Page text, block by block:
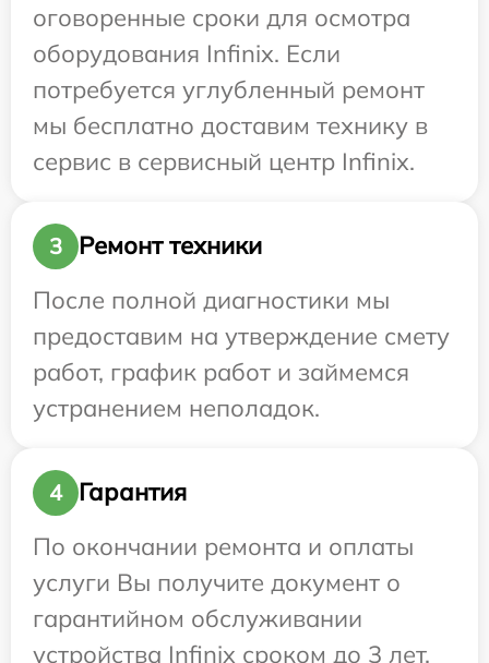
оговоренные сроки для осмотра
оборудования Infinix. Если
потребуется углубленный ремонт
мы бесплатно доставим технику в
сервис в сервисный центр Infinix.
3
Ремонт техники
После полной диагностики мы
предоставим на утверждение смету
работ, график работ и займемся
устранением неполадок.
4
Гарантия
По окончании ремонта и оплаты
услуги Вы получите документ о
гарантийном обслуживании
устройства Infinix сроком до 3 лет.